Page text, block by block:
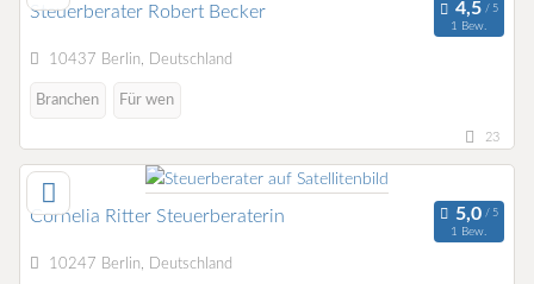
Steuerberater Robert Becker
1 Bew.
10437 Berlin, Deutschland
Branchen Für wen
23
Cornelia Ritter Steuerberaterin
1 Bew.
10247 Berlin, Deutschland